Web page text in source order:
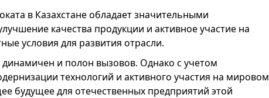
в Казахстане обладает значительными
качества продукции и активное участие на
условия для развития отрасли.
и полон вызовов. Однако с учетом
технологий и активного участия на мировом
будущее для отечественных предприятий этой